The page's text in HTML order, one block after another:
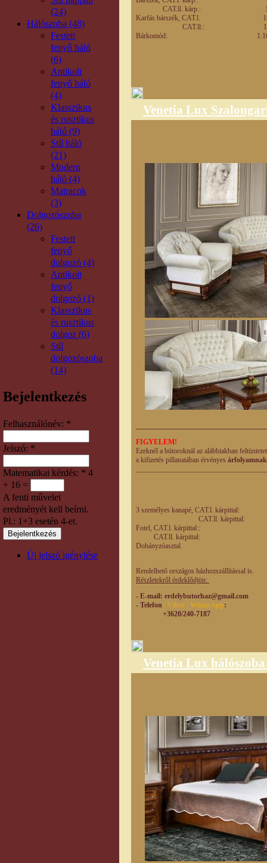
(24)
Hálószoba (48)
Festett
fenyő háló
(6)
Antikolt
fenyő háló
(4)
Klasszikus
és rusztikus
háló (9)
Stíl háló
(21)
Modern
háló (4)
Matracok
(3)
Dolgozószoba
(26)
Festett
fenyő
dolgozó (4)
Antikolt
fenyő
dolgozó (1)
Klasszikus
és rusztikus
dolgoz (6)
Stíl
dolgozószoba
(14)
Bejelentkezés
Felhasználónév: *
Jelszó: *
Matematikai kérdés: * 4
+ 16 =
A fenti művelet
eredményét kell beírni.
Pl.: 1+3 esetén 4-et.
Új jelszó igénylése
CAT.ll. kárp.:
Karfás bárszék,
CAT.ll::
Bárkomód:
Venetia Lux
FIGYELEM!
Ezeknél a bútoroknál az alábbiakban
a kifizetés pillanatában érvényes
3 személyes kanapé, CAT.l.
CAT.ll. kárpittal:
Fotel, CAT.l.
CAT.ll. kárpittal:
Rendelhető országos házhozszállítással is.
Részletekről érdeklődjön:
- E-mail: erdelybutorhaz@gmail.com
- Telefon / Viber / WhatsApp:
+3620/240-7187
Venetia Lux